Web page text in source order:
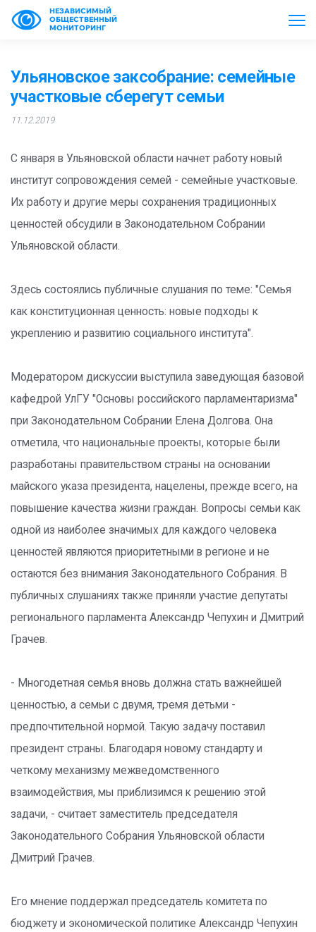
НЕЗАВИСИМЫЙ
ОБЩЕСТВЕННЫЙ
МОНИТОРИНГ
Ульяновское заксобрание: семейные
участковые сберегут семьи
11.12.2019
С января в Ульяновской области начнет работу новый
институт сопровождения семей - семейные участковые.
Их работу и другие меры сохранения традиционных
ценностей обсудили в Законодательном Собрании
Ульяновской области.
Здесь состоялись публичные слушания по теме: "Семья
как конституционная ценность: новые подходы к
укреплению и развитию социального института".
Модератором дискуссии выступила заведующая базовой
кафедрой УлГУ "Основы российского парламентаризма"
при Законодательном Собрании Елена Долгова. Она
отметила, что национальные проекты, которые были
разработаны правительством страны на основании
майского указа президента, нацелены, прежде всего, на
повышение качества жизни граждан. Вопросы семьи как
одной из наиболее значимых для каждого человека
ценностей являются приоритетными в регионе и не
остаются без внимания Законодательного Собрания. В
публичных слушаниях также приняли участие депутаты
регионального парламента Александр Чепухин и Дмитрий
Грачев.
- Многодетная семья вновь должна стать важнейшей
ценностью, а семьи с двумя, тремя детьми -
предпочтительной нормой. Такую задачу поставил
президент страны. Благодаря новому стандарту и
четкому механизму межведомственного
взаимодействия, мы приблизимся к решению этой
задачи, - считает заместитель председателя
Законодательного Собрания Ульяновской области
Дмитрий Грачев.
Его мнение поддержал председатель комитета по
бюджету и экономической политике Александр Чепухин